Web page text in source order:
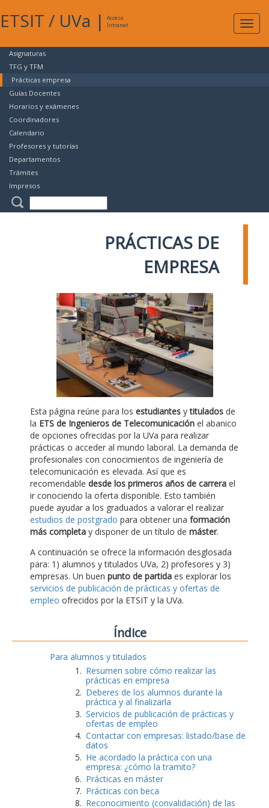
ETSIT / UVa |
Acceso
Intranet
Asignaturas
TFG y TFM
Prácticas empresa
Guías Docentes
Horarios y exámenes
Coordinadores
Calendario
Profesores y tutorías
Departamentos
Trámites
Impresos
PRÁCTICAS DE
EMPRESA
Esta página reúne para los estudiantes ytitulados de
la ETS de Ingenieros de Telecomunicación el abanico
de opciones ofrecidas por la UVa para realizar
prácticas o acceder al mundo laboral. La demanda de
profesionales con conocimientos de ingeniería de
telecomunicación es elevada. Así que es
recomendable desde los primeros años de carrera el
ir conociendo la oferta disponible. Esto también
puede ayudar a los graduados a valorar el realizar
estudios de postgrado para obtener una formación
más completa y disponer de un título de máster.
A continuación se ofrece la información desglosada
para: 1) alumnos y titulados UVa, 2) profesores y 3)
empresas. Un buen punto de partida es explorar los
servicios de publicación de prácticas y ofertas de
empleo ofrecidos por la ETSIT y la UVa.
Índice
Para alumnos y titulados
Resumen sobre cómo realizar las
prácticas en empresa
Deberes de los alumnos durante la
práctica y al finalizarla
Servicios de publicación de prácticas y
ofertas de empleo
Contactar con empresas: listado/base de
datos
He acordado la práctica con una
empresa: ¿cómo la tramito?
Prácticas en máster
Prácticas con beca
Reconocimiento (convalidación) de las